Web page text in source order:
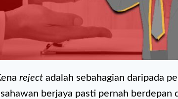
reject adalah sebahagian daripada
berjaya pasti pernah berdepan